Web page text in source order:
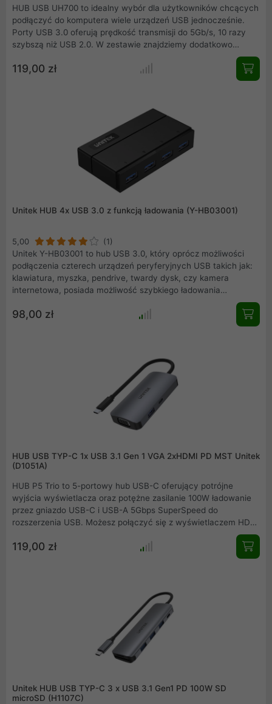
HUB USB UH700 to idealny wybór dla użytkowników chcących
podłączyć do komputera wiele urządzeń USB jednocześnie.
Porty USB 3.0 oferują prędkość transmisji do 5Gb/s, 10 razy
szybszą niż USB 2.0. W zestawie znajdziemy dodatkowo
adapter sieciowy 12V 2,5A. Hub jest wspierany przez system
operacyjny Windows, Linux oraz Mac OS.
119,00 zł
Unitek HUB 4x USB 3.0 z funkcją ładowania (Y-HB03001)
5,00
(1)
Unitek Y-HB03001 to hub USB 3.0, który oprócz możliwości
podłączenia czterech urządzeń peryferyjnych USB takich jak:
klawiatura, myszka, pendrive, twardy dysk, czy kamera
internetowa, posiada możliwość szybkiego ładowania
telefonów i tabletów. W zestawie znajdziemy mocny zasilacz:
12V2A, który pozwala na jednoczesne ładowanie nawet 4
98,00 zł
HUB USB TYP-C 1x USB 3.1 Gen 1 VGA 2xHDMI PD MST Unitek
(D1051A)
HUB P5 Trio to 5-portowy hub USB-C oferujący potrójne
wyjścia wyświetlacza oraz potężne zasilanie 100W ładowanie
przez gniazdo USB-C i USB-A 5Gbps SuperSpeed do
rozszerzenia USB. Możesz połączyć się z wyświetlaczem HDMI
monitorami zewnętrznymi w niższej rozdzielczości.
119,00 zł
Unitek HUB USB TYP-C 3 x USB 3.1 Gen1 PD 100W SD
microSD (H1107C)